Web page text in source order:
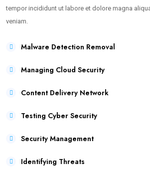
tempor incididunt ut labore et dolore magna
veniam.
Malware Detection Removal
Managing Cloud Security
Content Delivery Network
Testing Cyber Security
Security Management
Identifying Threats